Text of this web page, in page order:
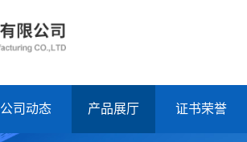
公司动态 产品展厅 证书荣誉